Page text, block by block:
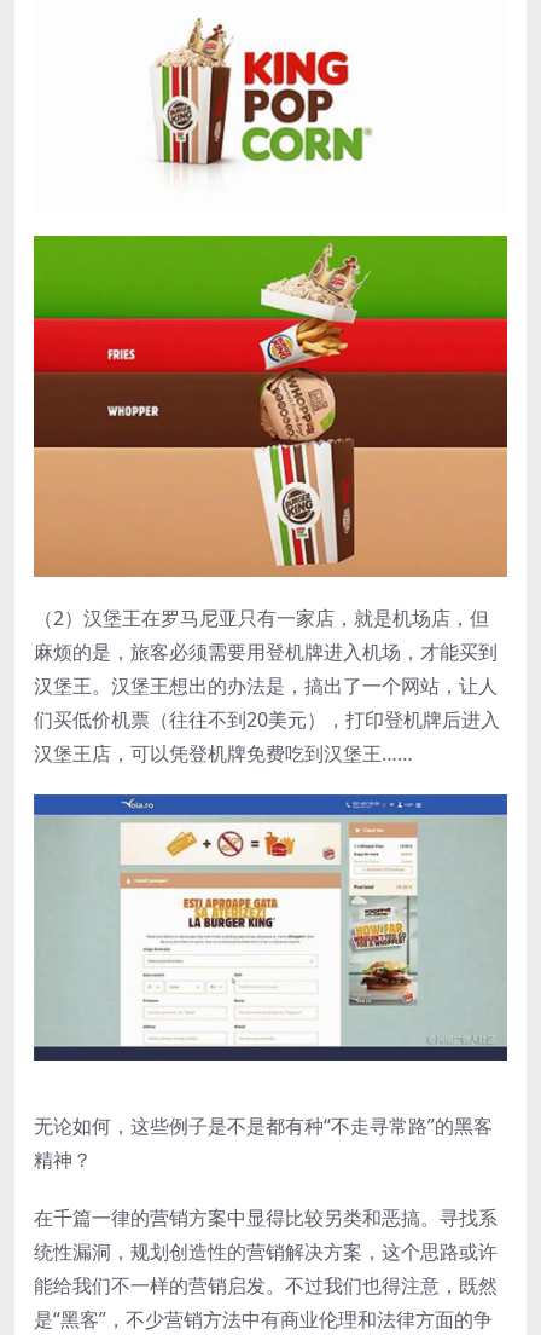
（2）汉堡王在罗马尼亚只有一家店，就是机场店，但
麻烦的是，旅客必须需要用登机牌进入机场，才能买到
汉堡王。汉堡王想出的办法是，搞出了一个网站，让人
们买低价机票（往往不到20美元），打印登机牌后进入
汉堡王店，可以凭登机牌免费吃到汉堡王……
无论如何，这些例子是不是都有种“不走寻常路”的黑客
精神？
在千篇一律的营销方案中显得比较另类和恶搞。寻找系
统性漏洞，规划创造性的营销解决方案，这个思路或许
能给我们不一样的营销启发。不过我们也得注意，既然
是“黑客”，不少营销方法中有商业伦理和法律方面的争